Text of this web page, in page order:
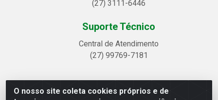
O nosso site coleta cookies próprios e de
(27) 3111-6446
Suporte Técnico
Central de Atendimento
(27) 99769-7181
Linhavix Distribuidora LTDA - Avenida Alegre, 2521 -